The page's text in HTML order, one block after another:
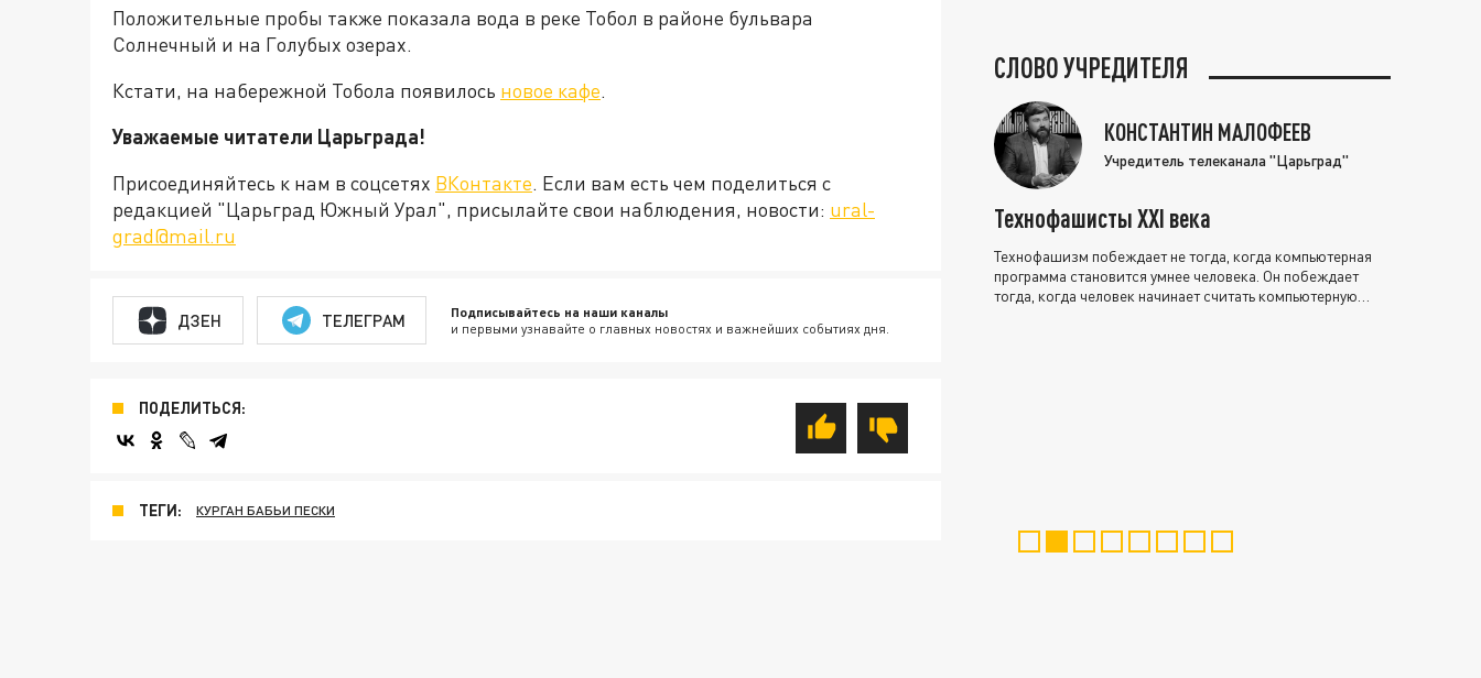
Положительные пробы также показала вода в реке Тобол в районе бульвара
Солнечный и на Голубых озерах.
Кстати, на набережной Тобола появилось новое кафе.
Уважаемые читатели Царьграда!
Присоединяйтесь к нам в соцсетях ВКонтакте. Если вам есть чем поделиться с
редакцией "Царьград Южный Урал", присылайте свои наблюдения, новости: ural-
grad@mail.ru
ДЗЕН ТЕЛЕГРАМ Подписывайтесь на наши каналы
и первыми узнавайте о главных новостях и важнейших событиях дня.
ПОДЕЛИТЬСЯ:
ТЕГИ: КУРГАН БАБЬИ ПЕСКИ
СЛОВО УЧРЕДИТЕЛЯ
КОНСТАНТИН МАЛОФЕЕВ
Учредитель телеканала "Царьград"
Технофашисты XXI века
Технофашизм побеждает не тогда, когда компьютерная
программа становится умнее человека. Он побеждает
тогда, когда человек начинает считать компьютерную